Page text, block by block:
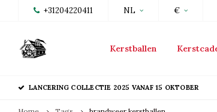
+31204220411 NL €
Kerstballen
LANCERING COLLECTIE 2025 VANAF 15 OKTOBER